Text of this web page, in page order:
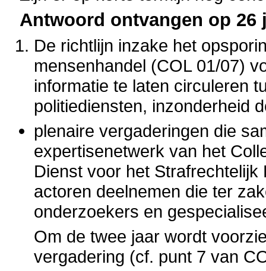
Antwoord ontvangen op 26
De richtlijn inzake het
mensenhandel (COL 01/07)
informatie te laten circuleren
politiediensten, inzonderheid
plenaire vergaderingen die
expertisenetwerk van het
Dienst voor het
actoren deelnemen die ter
onderzoekers en
Om de twee jaar wordt
vergadering (cf. punt 7 van